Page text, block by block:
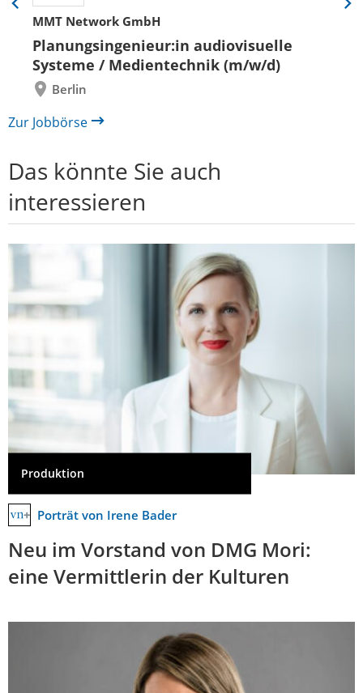
MMT Network GmbH
Planungsingenieur:in audiovisuelle
Systeme / Medientechnik (m/w/d)
Berlin
Eine
Folie
zurück
Eine
Zur Jobbörse
Das könnte Sie auch
interessieren
Produktion
Porträt von Irene Bader
Neu im Vorstand von DMG Mori:
eine Vermittlerin der Kulturen